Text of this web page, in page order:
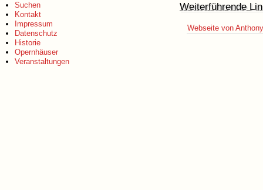
Suchen
Kontakt
Impressum
Datenschutz
Historie
Opernhäuser
Veranstaltungen
Weiterführende
Webseite von